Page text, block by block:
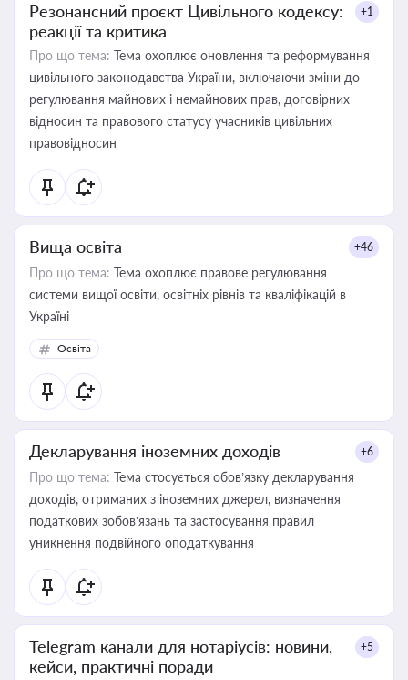
Резонансний проєкт Цивільного кодексу:
реакції та критика
+1
Про що тема: Тема охоплює оновлення та реформування
цивільного законодавства України, включаючи зміни до
регулювання майнових і немайнових прав, договірних
відносин та правового статусу учасників цивільних
правовідносин
Вища освіта +46
Про що тема: Тема охоплює правове регулювання
системи вищої освіти, освітніх рівнів та кваліфікацій в
Україні
Освіта
Декларування іноземних доходів +6
Про що тема: Тема стосується обов’язку декларування
доходів, отриманих з іноземних джерел, визначення
податкових зобов’язань та застосування правил
уникнення подвійного оподаткування
Telegram канали для нотаріусів: новини,
кейси, практичні поради
+5